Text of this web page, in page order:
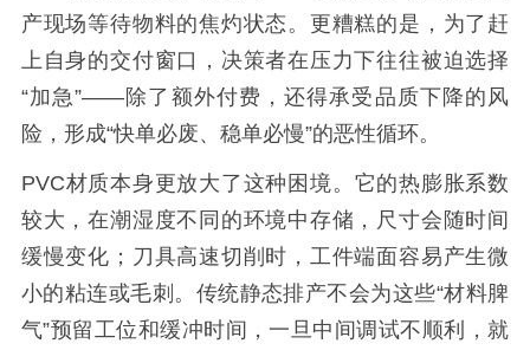
产现场等待物料的焦灼状态。更糟糕的是，为了赶
上自身的交付窗口，决策者在压力下往往被迫选择
“加急”——除了额外付费，还得承受品质下降的风
险，形成“快单必废、稳单必慢”的恶性循环。
PVC材质本身更放大了这种困境。它的热膨胀系数
较大，在潮湿度不同的环境中存储，尺寸会随时间
缓慢变化；刀具高速切削时，工件端面容易产生微
小的粘连或毛刺。传统静态排产不会为这些“材料脾
气”预留工位和缓冲时间，一旦中间调试不顺利，就